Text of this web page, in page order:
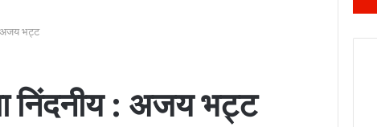
अजय भट्ट
निंदनीय : अजय भट्ट